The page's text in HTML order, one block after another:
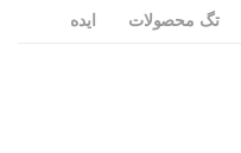
تگ محصولات ایده